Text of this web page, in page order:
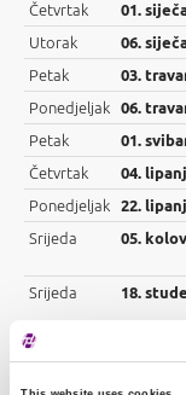
Četvrtak 01.
Utorak
06.
Petak
03.
Ponedjeljak
06.
Petak
01.
Četvrtak
04. lipanj
Ponedjeljak
22. lipanj
Srijeda
05.
Srijeda
18.